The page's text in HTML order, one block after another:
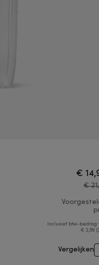
€
€
Inclusief btw-bedrag
€ 2,59
Vergelijken